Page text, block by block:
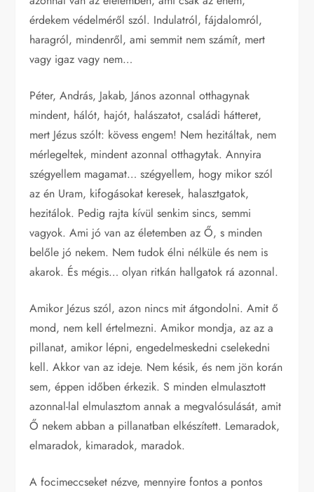
érdekem védelméről szól. Indulatról, fájdalomról,
haragról, mindenről, ami semmit nem számít, mert
vagy igaz vagy nem…
Péter, András, Jakab, János azonnal otthagynak
mindent, hálót, hajót, halászatot, családi hátteret,
mert Jézus szólt: kövess engem! Nem hezitáltak, nem
mérlegeltek, mindent azonnal otthagytak. Annyira
szégyellem magamat… szégyellem, hogy mikor szól
az én Uram, kifogásokat keresek, halasztgatok,
hezitálok. Pedig rajta kívül senkim sincs, semmi
vagyok. Ami jó van az életemben az Ő, s minden
belőle jó nekem. Nem tudok élni nélküle és nem is
akarok. És mégis… olyan ritkán hallgatok rá azonnal.
Amikor Jézus szól, azon nincs mit átgondolni. Amit ő
mond, nem kell értelmezni. Amikor mondja, az az a
pillanat, amikor lépni, engedelmeskedni cselekedni
kell. Akkor van az ideje. Nem késik, és nem jön korán
sem, éppen időben érkezik. S minden elmulasztott
azonnal-lal elmulasztom annak a megvalósulását, amit
Ő nekem abban a pillanatban elkészített. Lemaradok,
elmaradok, kimaradok, maradok.
A focimeccseket nézve, mennyire fontos a pontos